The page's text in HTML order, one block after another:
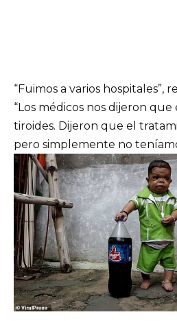
“Fuimos a varios hospitales”,
“Los médicos nos dijeron
tiroides. Dijeron que el
pero simplemente no